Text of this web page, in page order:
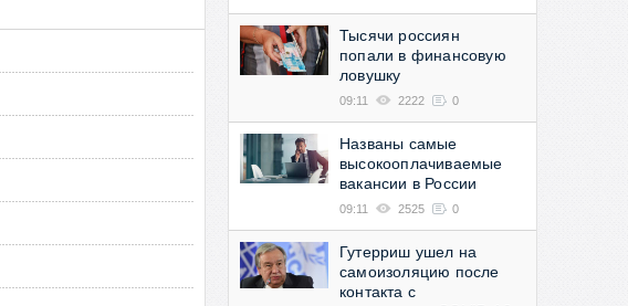
Тысячи россиян
попали в финансовую
ловушку
09:11 2222 0
Названы самые
высокооплачиваемые
вакансии в России
09:11 2525 0
Гутерриш ушел на
самоизоляцию после
контакта с